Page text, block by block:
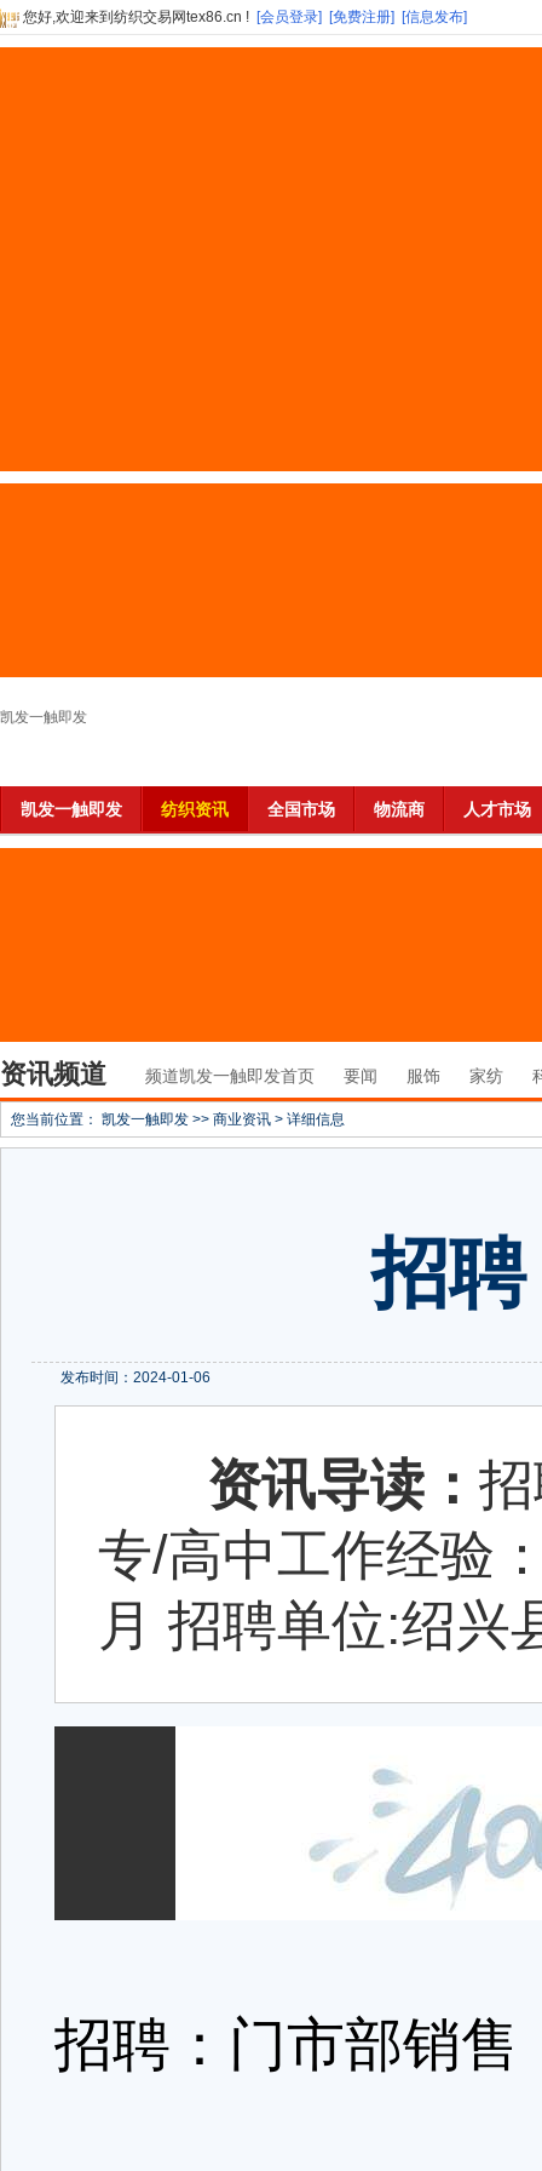
您好,欢迎来到纺织交易网tex86.cn ! [会员登录] [免费注册] [信息发布]
凯发一触即发
凯发一触即发 纺织资讯 全国市场 物流商 人才市场
资讯频道 频道凯发一触即发首页 要闻 服饰 家纺
您当前位置： 凯发一触即发 >> 商业资讯 > 详细信息
招
发布时间：2024-01-06
资讯导读：
专/高中工作经验
月 招聘单位:绍兴
招聘：门市部销售